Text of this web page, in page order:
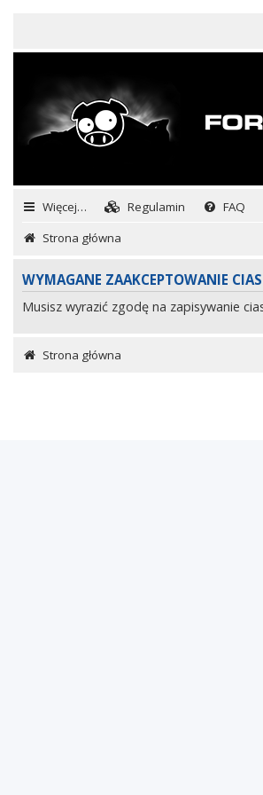
Więcej… Regulamin FAQ
Strona główna
WYMAGANE ZAAKCEPTOWANIE
Musisz wyrazić zgodę na zapisywanie
Strona główna